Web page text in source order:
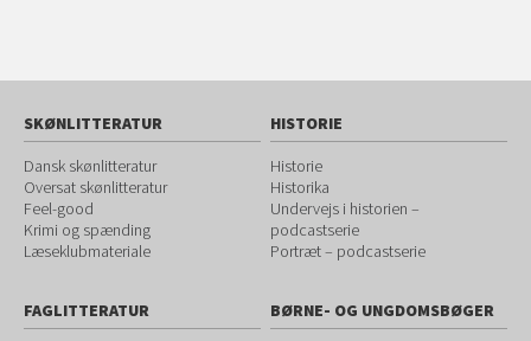
SKØNLITTERATUR
Dansk skønlitteratur
Oversat skønlitteratur
Feel-good
Krimi og spænding
Læseklubmateriale
HISTORIE
Historie
Historika
Undervejs i historien –
podcastserie
Portræt – podcastserie
FAGLITTERATUR
BØRNE- OG UNGDOMSBØGER